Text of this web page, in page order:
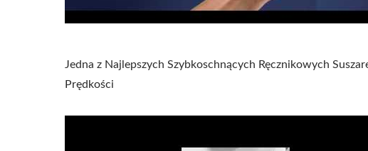
Jedna z Najlepszych Szybkoschnących Ręcznikowych
Prędkości